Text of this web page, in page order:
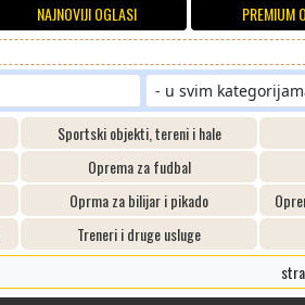
NAJNOVIJI OGLASI PREMIUM
Sportski objekti, tereni i hale
Oprema za fudbal
Oprma za bilijar i pikado
Treneri i druge usluge